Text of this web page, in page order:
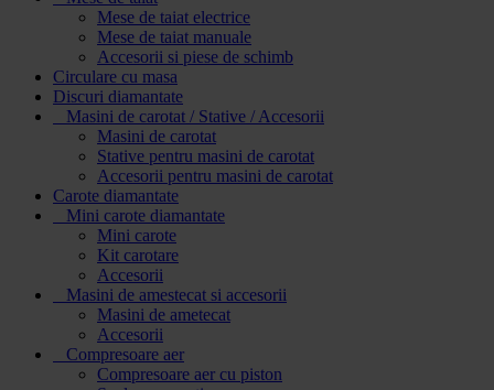
Mese de taiat electrice
Mese de taiat manuale
Accesorii si piese de schimb
Circulare cu masa
Discuri diamantate
Masini de carotat / Stative / Accesorii
Masini de carotat
Stative pentru masini de carotat
Accesorii pentru masini de carotat
Carote diamantate
Mini carote diamantate
Mini carote
Kit carotare
Accesorii
Masini de amestecat si accesorii
Masini de ametecat
Accesorii
Compresoare aer
Compresoare aer cu piston